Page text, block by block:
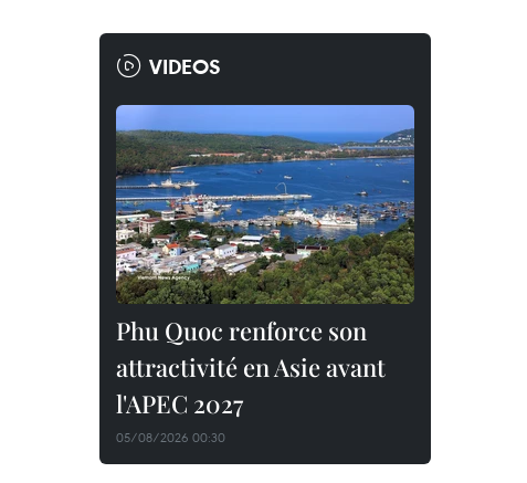
VIDEOS
Phu Quoc renforce son
attractivité en Asie avant
l'APEC 2027
05/08/2026 00:30